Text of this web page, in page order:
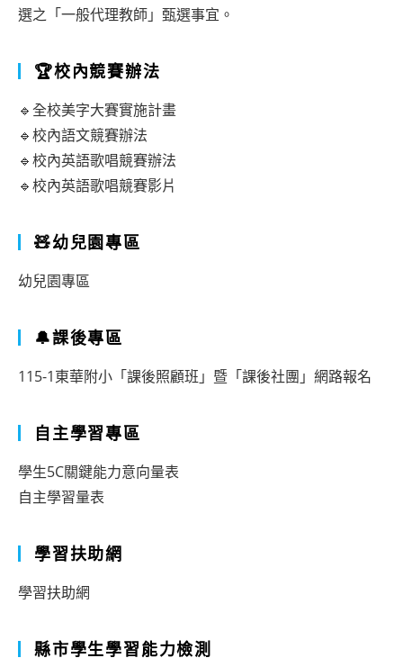
選之「一般代理教師」甄選事宜。
🏆校內競賽辦法
🔹全校美字大賽實施計畫
🔹校內語文競賽辦法
🔹校內英語歌唱競賽辦法
🔹校內英語歌唱競賽影片
🧸幼兒園專區
幼兒園專區
🔔課後專區
115-1東華附小「課後照顧班」暨「課後社團」網路報名
自主學習專區
學生5C關鍵能力意向量表
自主學習量表
學習扶助網
學習扶助網
縣市學生學習能力檢測